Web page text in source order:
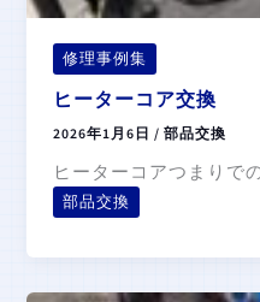
修理事例集
ヒーターコア交換
2026年1月6日/部品交換
ヒーターコアつまりで
部品交換